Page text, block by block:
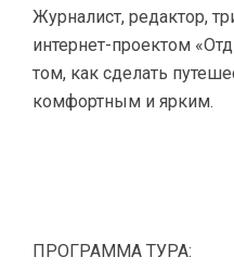
Журналист, редактор,
интернет-проектом
том, как сделать
комфортным и ярким.
ПРОГРАММА ТУРА: